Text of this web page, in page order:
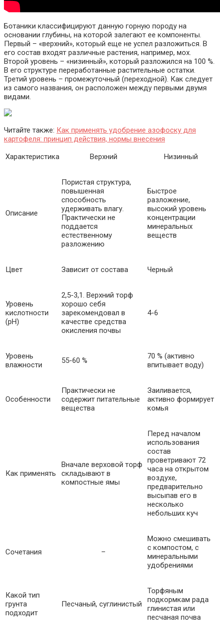
Ботаники классифицируют данную горную породу на
основании глубины, на которой залегают ее компоненты.
Первый – «верхний», который еще не успел разложиться. В
его состав входят различные растения, например, мох.
Второй уровень – «низинный», который разложился на 100 %.
В его структуре переработанные растительные остатки.
Третий уровень – промежуточный (переходной). Как следует
из самого названия, он расположен между первыми двумя
видами.
Читайте также: Как применять удобрение азофоску для
картофеля: принцип действия, нормы внесения
Характеристика
Верхний Низинный
Описание
Пористая структура,
повышенная
способность
удерживать влагу.
Практически не
поддается
естественному
разложению
Быстрое
разложение,
высокий уровень
концентрации
минеральных
веществ
Цвет Зависит от состава Черный
Уровень
кислотности
(pH)
2,5-3,1. Верхний торф
хорошо себя
зарекомендовал в
качестве средства
окисления почвы
4-6
Уровень
влажности
55-60 %
70 % (активно
впитывает воду)
Особенности
Практически не
содержит питательные
вещества
Заиливается,
активно формирует
комья
Как применять
Вначале верховой торф
складывают в
компостные ямы
Перед началом
использования
состав
проветривают 72
часа на открытом
воздухе,
предварительно
высыпав его в
несколько
небольших куч
Сочетания –
Можно смешивать
с компостом, с
минеральными
удобрениями
Какой тип
грунта
подходит
Песчаный, суглинистый
Торфяным
подкормкам рада
глинистая или
песчаная почва